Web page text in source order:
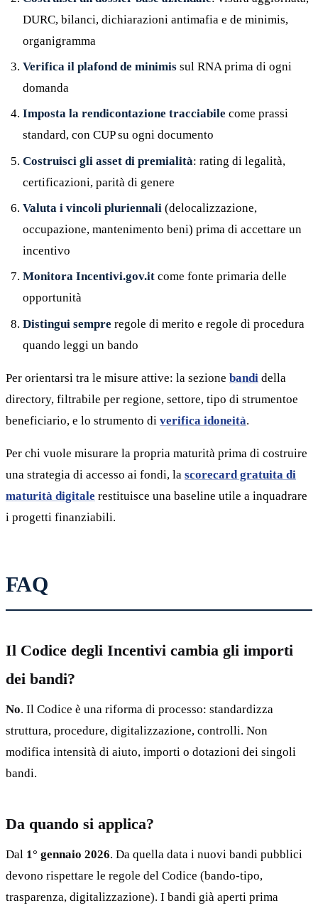
DURC, bilanci, dichiarazioni antimafia e de minimis,
organigramma
Verifica il plafond de minimis sul RNA prima di ogni
domanda
Imposta la rendicontazione tracciabile come prassi
standard, con CUP su ogni documento
Costruisci gli asset di premialità: rating di legalità,
certificazioni, parità di genere
Valuta i vincoli pluriennali (delocalizzazione,
occupazione, mantenimento beni) prima di accettare un
incentivo
Monitora Incentivi.gov.it come fonte primaria delle
opportunità
Distingui sempre regole di merito e regole di procedura
quando leggi un bando
Per orientarsi tra le misure attive: la sezione bandi della
directory, filtrabile per regione, settore, tipo di strumentoe
beneficiario, e lo strumento di verifica idoneità.
Per chi vuole misurare la propria maturità prima di costruire
una strategia di accesso ai fondi, la scorecard gratuita di
maturità digitale restituisce una baseline utile a inquadrare
i progetti finanziabili.
FAQ
Il Codice degli Incentivi cambia gli importi
dei bandi?
No. Il Codice è una riforma di processo: standardizza
struttura, procedure, digitalizzazione, controlli. Non
modifica intensità di aiuto, importi o dotazioni dei singoli
bandi.
Da quando si applica?
Dal 1° gennaio 2026. Da quella data i nuovi bandi pubblici
devono rispettare le regole del Codice (bando-tipo,
trasparenza, digitalizzazione). I bandi già aperti prima